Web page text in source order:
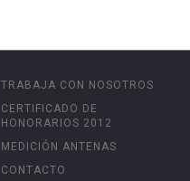
TRABAJA CON NOSOTROS
CERTIFICADO DE
HONORARIOS 2012
MEDICIÓN ANTENAS
CONTACTO